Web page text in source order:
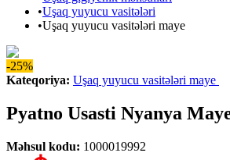
•Uşaq yuyucu vasitələri
•Uşaq yuyucu vasitələri maye
-25%
Kateqoriya: Uşaq yuyucu vasitələri maye
Pyatno Usasti Nyanya
Məhsul kodu: 1000019992